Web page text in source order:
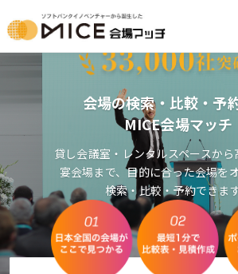
会場の検索・比較・予
MICE会場マッチ
貸し会議室・レンタルスペースから
宴会場まで、目的に合った会場を
検索・比較・予約できま